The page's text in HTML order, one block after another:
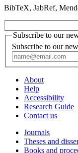
BibTeX, JabRef,
Subscribe to our
Subscribe to our
About
Help
Accessibility
Research Guide
Contact us
Journals
Theses and
Books and